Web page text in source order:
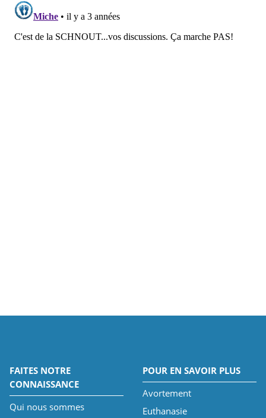
FAITES NOTRE
CONNAISSANCE
Qui nous sommes
POUR EN SAVOIR PLUS
Avortement
Euthanasie